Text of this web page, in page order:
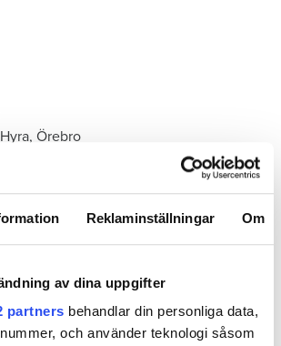
Reklaminställningar Om
av dina uppgifter
partners behandlar din personliga data,
och använder teknologi såsom
Örebro
att bo efter vattenskada i Varberg